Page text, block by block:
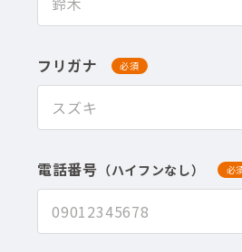
フリガナ 必須
電話番号 （ハイフンなし） 必